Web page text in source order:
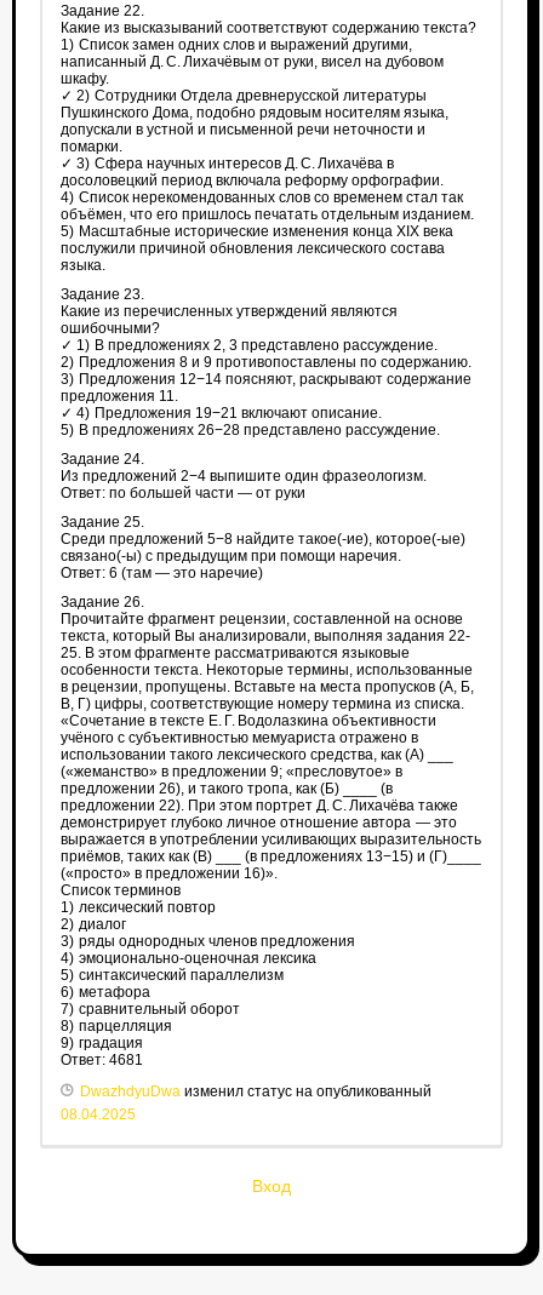
Задание 22.
Какие из высказываний соответствуют содержанию текста?
1) Список замен одних слов и выражений другими,
написанный Д. С. Лихачёвым от руки, висел на дубовом
шкафу.
✓ 2) Сотрудники Отдела древнерусской литературы
Пушкинского Дома, подобно рядовым носителям языка,
допускали в устной и письменной речи неточности и
помарки.
✓ 3) Сфера научных интересов Д. С. Лихачёва в
досоловецкий период включала реформу орфографии.
4) Список нерекомендованных слов со временем стал так
объёмен, что его пришлось печатать отдельным изданием.
5) Масштабные исторические изменения конца XIX века
послужили причиной обновления лексического состава
языка.
Задание 23.
Какие из перечисленных утверждений являются
ошибочными?
✓ 1) В предложениях 2, 3 представлено рассуждение.
2) Предложения 8 и 9 противопоставлены по содержанию.
3) Предложения 12−14 поясняют, раскрывают содержание
предложения 11.
✓ 4) Предложения 19−21 включают описание.
5) В предложениях 26−28 представлено рассуждение.
Задание 24.
Из предложений 2−4 выпишите один фразеологизм.
Ответ: по большей части — от руки
Задание 25.
Среди предложений 5−8 найдите такое(-ие), которое(-ые)
связано(-ы) с предыдущим при помощи наречия.
Ответ: 6 (там — это наречие)
Задание 26.
Прочитайте фрагмент рецензии, составленной на основе
текста, который Вы анализировали, выполняя задания 22-
25. В этом фрагменте рассматриваются языковые
особенности текста. Некоторые термины, использованные
в рецензии, пропущены. Вставьте на места пропусков (А, Б,
В, Г) цифры, соответствующие номеру термина из списка.
«Сочетание в тексте Е. Г. Водолазкина объективности
учёного с субъективностью мемуариста отражено в
использовании такого лексического средства, как (А) ___
(«жеманство» в предложении 9; «пресловутое» в
предложении 26), и такого тропа, как (Б) ____ (в
предложении 22). При этом портрет Д. С. Лихачёва также
демонстрирует глубоко личное отношение автора — это
выражается в употреблении усиливающих выразительность
приёмов, таких как (В) ___ (в предложениях 13−15) и (Г)____
(«просто» в предложении 16)».
Список терминов
1) лексический повтор
2) диалог
3) ряды однородных членов предложения
4) эмоционально-оценочная лексика
5) синтаксический параллелизм
6) метафора
7) сравнительный оборот
8) парцелляция
9) градация
Ответ: 4681
DwazhdyuDwaизменил статус на опубликованный
08.04.2025
Вход